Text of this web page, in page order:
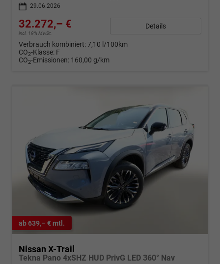
29.06.2026
32.272,– €
incl. 19% MwSt.
Details
Verbrauch kombiniert:7,10 l/100km
CO2-Klasse: F
CO2-Emissionen: 160,00 g/km
ab 639,– € mtl.
Nissan X-Trail
Tekna Pano 4xSHZ HUD PrivG LED 360° Nav